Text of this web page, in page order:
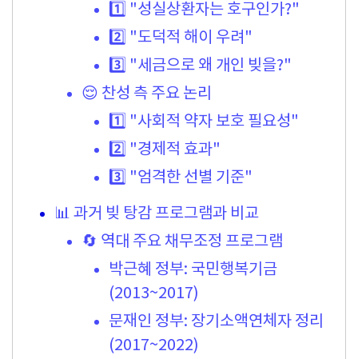
1️⃣ "성실상환자는 호구인가?"
2️⃣ "도덕적 해이 우려"
3️⃣ "세금으로 왜 개인 빚을?"
😌 찬성 측 주요 논리
1️⃣ "사회적 약자 보호 필요성"
2️⃣ "경제적 효과"
3️⃣ "엄격한 선별 기준"
📊 과거 빚 탕감 프로그램과 비교
🔄 역대 주요 채무조정 프로그램
박근혜 정부: 국민행복기금
(2013~2017)
문재인 정부: 장기소액연체자 정리
(2017~2022)